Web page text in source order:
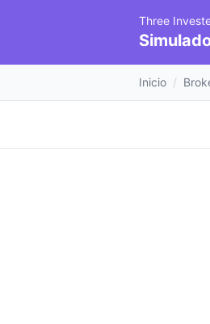
Three
Inicio /